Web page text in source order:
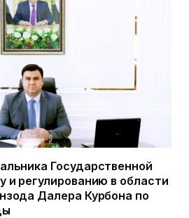
Государственной
и регулированию в области
Далера Курбона по